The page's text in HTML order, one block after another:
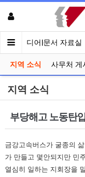
견 미디어|문서 자료실
지역 소식 사무처 게
지역 소식
부당해고 노동탄
금강고속버스가 굴종의
가 만들고 몇안되지만 민
열심히 일하는 지회장을